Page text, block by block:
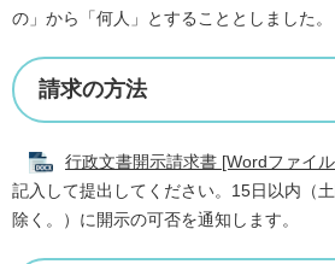
の」から「何人」とすることとしました。
請求の方法
行政文書開示請求書 [Wordファイ
記入して提出してください。15日以内（
除く。）に開示の可否を通知します。